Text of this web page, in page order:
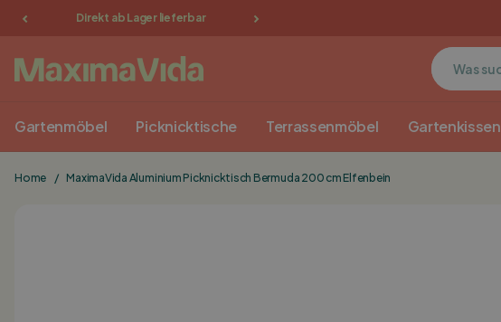
Direkt ab Lager lieferbar
Gartenmöbel Picknicktische Terrassenmöbel Gartenkissen
Home / MaximaVida Aluminium Picknicktisch Bermuda 200 cm Elfenbein